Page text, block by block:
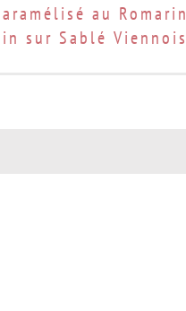
au Romarin
sur Sablé Viennois